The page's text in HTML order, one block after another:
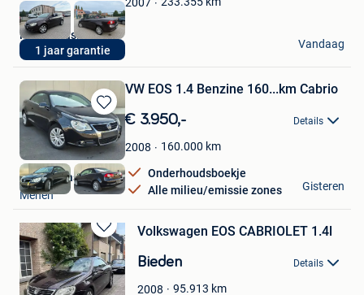
1 jaar garantie
Rizq Occasions BV
Brecht
Vandaag
Bewaren
in
Mijn
Favorieten
VW EOS 1.4 Benzine 160...km Cabrio
€ 3.950,- Details
2008 160.000 km
Onderhoudsboekje
Alle milieu/emissie zones
Florim Krasnici
Menen
Gisteren
Bewaren
in
Mijn
Favorieten
Volkswagen EOS CABRIOLET 1.4l
Bieden Details
2008 95.913 km